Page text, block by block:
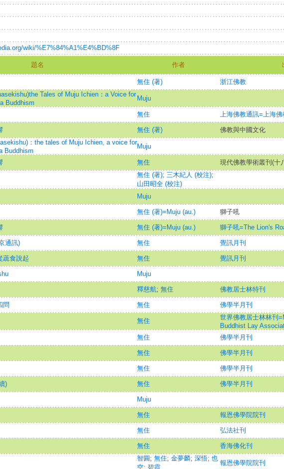
wiki/%E7%84%A1%E4%BD%8F
題名 作者
無住 (著) 浙江佛教
Tales of Muju Ichien：a Voice for
Buddhism
Muju
無住 上海佛教通訊=上海佛
無住 (著) 佛教與中國文化
：the tales of Muju Ichien, a voice for
Buddhism
Muju
無住 現代佛教學術叢刊(十
無住 (著); 三木紀人 (校注);
山田昭全 (校注)
Muju
無住 (著)=Muju (au.) 獅子吼
無住 (著)=Muju (au.) 獅子吼=The Lion's
通訊) 無住 覺訊月刊
蔬食說起 無住 覺訊月刊
Muju
釋慈航; 無住 佛教居士林特刊
問 無住 佛學半月刊
無住
世界佛教居士林林刊
Buddhist Lay
無住 佛學半月刊
無住 佛學半月刊
無住 佛學半月刊
) 無住 佛學半月刊
Muju
無住 報恩佛學院院刊
無住 弘法社刊
無住 香海佛化刊
智圓 ; 無住; 金夢麟; 深悟; 也
空; 碧霞
報恩佛學院院刊